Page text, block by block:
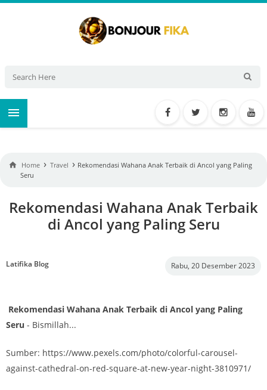

 Home › Travel › Rekomendasi Wahana Anak Terbaik di Ancol yang Paling
Seru
Rekomendasi Wahana Anak Terbaik
di Ancol yang Paling Seru
Latifika Blog Rabu, 20 Desember 2023
Rekomendasi Wahana Anak Terbaik di Ancol yang Paling
Seru - Bismillah...
Sumber: https://www.pexels.com/photo/colorful-carousel-
against-cathedral-on-red-square-at-new-year-night-3810971/